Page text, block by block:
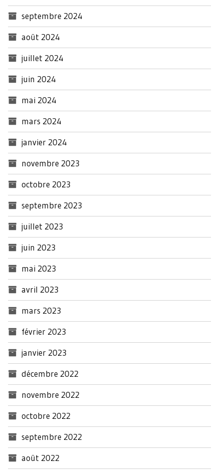
septembre 2024
août 2024
juillet 2024
juin 2024
mai 2024
mars 2024
janvier 2024
novembre 2023
octobre 2023
septembre 2023
juillet 2023
juin 2023
mai 2023
avril 2023
mars 2023
février 2023
janvier 2023
décembre 2022
novembre 2022
octobre 2022
septembre 2022
août 2022